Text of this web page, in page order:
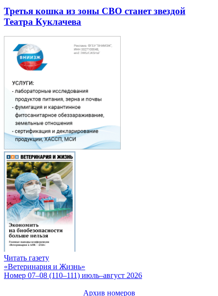
Третья кошка из зоны СВО станет звездой
Театра Куклачева
Читать газету
«Ветеринария и Жизнь»
Номер 07–08 (110–111) июль–август 2026
Архив номеров